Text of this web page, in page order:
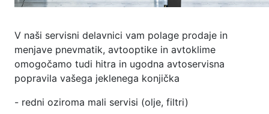
V naši servisni delavnici vam polage prodaje in
menjave pnevmatik, avtooptike in avtoklime
omogočamo tudi hitra in ugodna avtoservisna
popravila vašega jeklenega konjička
- redni oziroma mali servisi (olje, filtri)